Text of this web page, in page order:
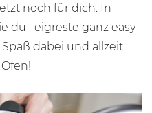
noch für dich. In
du Teigreste ganz easy
dabei und allzeit